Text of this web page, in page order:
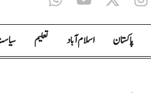
پاکستان اسلام آباد تعلیم